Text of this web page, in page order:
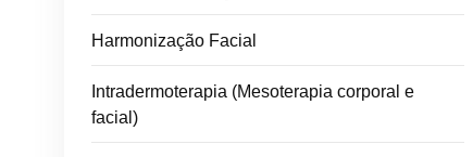
Harmonização Facial
Intradermoterapia (Mesoterapia corporal e
facial)